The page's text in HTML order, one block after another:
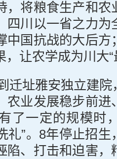
，将粮食生产和农
四川以一省之力为
中国抗战的大后方
让农学成为川大
迁址雅安独立建
农业发展稳步前进
了一定的规模时
礼”。8年停止招
陷、打击和迫害，